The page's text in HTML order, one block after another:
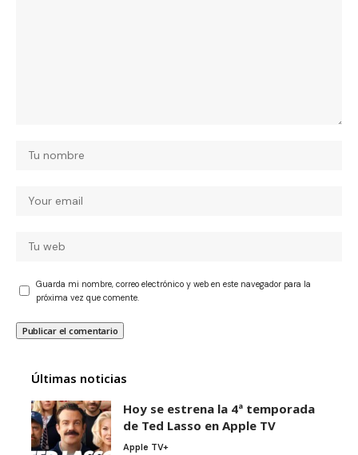
Guarda mi nombre, correo electrónico y web en este navegador para la
próxima vez que comente.
Últimas noticias
Hoy se estrena la 4ª temporada
de Ted Lasso en Apple TV
Apple TV+